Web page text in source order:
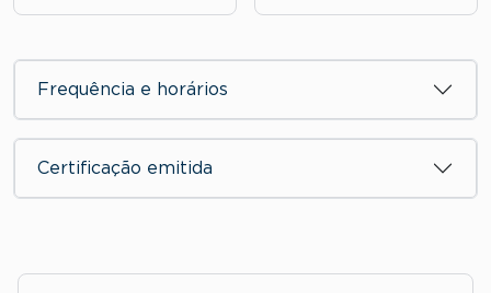
Frequência e horários
Certificação emitida